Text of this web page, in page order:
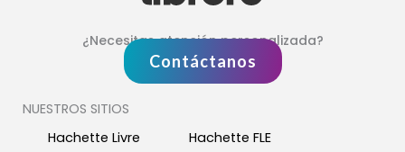
¿Necesitas atención personalizada?
Contáctanos
NUESTROS SITIOS
Hachette Livre
Hachette FLE